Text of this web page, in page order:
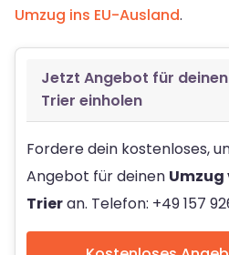
Umzug ins EU-Ausland.
Jetzt Angebot für
Trier einholen
Fordere dein kostenloses,
Angebot für deinen Umzug
Trieran. Telefon: +49 157